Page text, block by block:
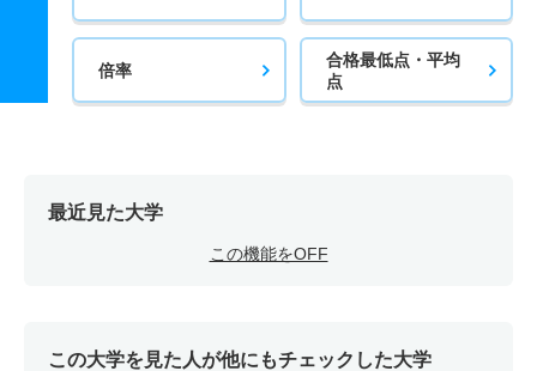
倍率
合格最低点・平均
点
最近見た大学
この機能をOFF
この大学を見た人が他にもチェックした大学